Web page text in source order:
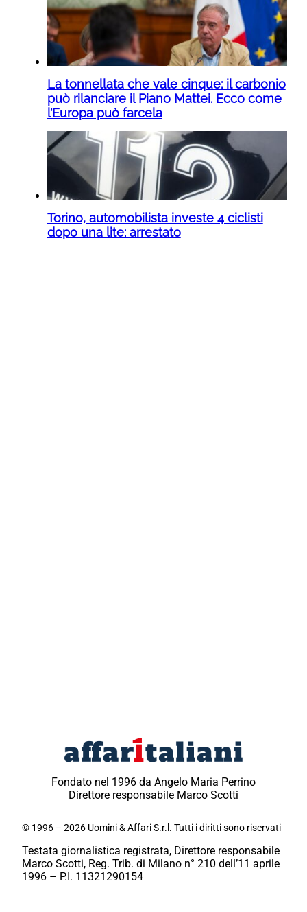
La tonnellata che vale cinque: il carbonio
può rilanciare il Piano Mattei. Ecco come
l’Europa può farcela
Torino, automobilista investe 4 ciclisti
dopo una lite: arrestato
Fondato nel 1996 da Angelo Maria Perrino
Direttore responsabile Marco Scotti
© 1996 – 2026 Uomini & Affari S.r.l. Tutti i diritti sono riservati
Testata giornalistica registrata, Direttore responsabile
Marco Scotti, Reg. Trib. di Milano n° 210 dell’11 aprile
1996 – P.I. 11321290154